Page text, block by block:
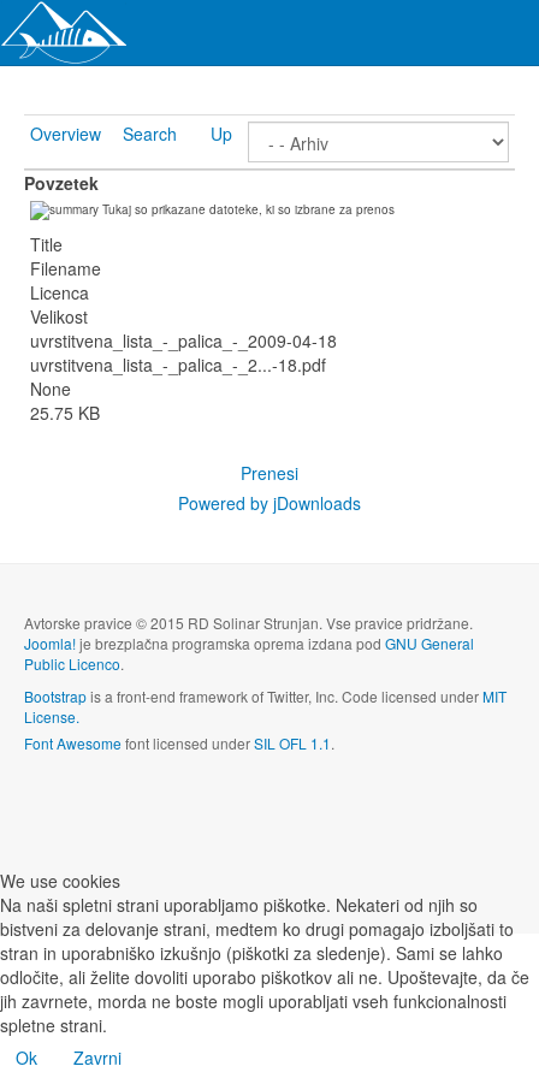
Overview Search Up
Povzetek
Tukaj so prikazane datoteke, ki so izbrane za prenos
Title
Filename
Licenca
Velikost
uvrstitvena_lista_-_palica_-_2009-04-18
uvrstitvena_lista_-_palica_-_2...-18.pdf
None
25.75 KB
Prenesi
Powered by jDownloads
Avtorske pravice © 2015 RD Solinar Strunjan. Vse pravice pridržane.
Joomla!je brezplačna programska oprema izdana pod GNU General
Public Licenco.
Bootstrapis a front-end framework of Twitter, Inc. Code licensed underMIT
License.
Font Awesomefont licensed underSIL OFL 1.1.
We use cookies
Na naši spletni strani uporabljamo piškotke. Nekateri od njih so
bistveni za delovanje strani, medtem ko drugi pomagajo izboljšati to
stran in uporabniško izkušnjo (piškotki za sledenje). Sami se lahko
odločite, ali želite dovoliti uporabo piškotkov ali ne. Upoštevajte, da če
jih zavrnete, morda ne boste mogli uporabljati vseh funkcionalnosti
spletne strani.
Ok
Zavrni